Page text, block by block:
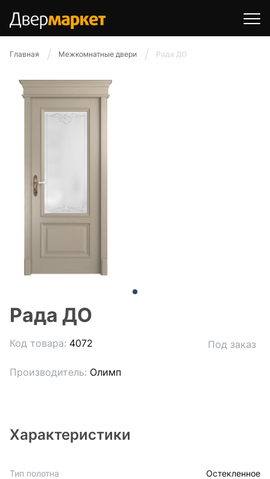
Главная Межкомнатные двери Рада ДО
Рада ДО
Код товара: 4072
Производитель: Олимп
Под заказ
Характеристики
Тип полотна Остекленное